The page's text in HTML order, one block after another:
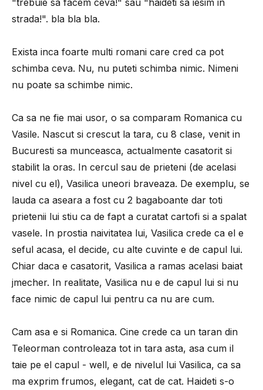
"trebuie sa facem ceva!" sau "haideti sa iesim in
strada!". bla bla bla.
Exista inca foarte multi romani care cred ca pot
schimba ceva. Nu, nu puteti schimba nimic. Nimeni
nu poate sa schimbe nimic.
Ca sa ne fie mai usor, o sa comparam Romanica cu
Vasile. Nascut si crescut la tara, cu 8 clase, venit in
Bucuresti sa munceasca, actualmente casatorit si
stabilit la oras. In cercul sau de prieteni (de acelasi
nivel cu el), Vasilica uneori braveaza. De exemplu, se
lauda ca aseara a fost cu 2 bagaboante dar toti
prietenii lui stiu ca de fapt a curatat cartofi si a spalat
vasele. In prostia naivitatea lui, Vasilica crede ca el e
seful acasa, el decide, cu alte cuvinte e de capul lui.
Chiar daca e casatorit, Vasilica a ramas acelasi baiat
jmecher. In realitate, Vasilica nu e de capul lui si nu
face nimic de capul lui pentru ca nu are cum.
Cam asa e si Romanica. Cine crede ca un taran din
Teleorman controleaza tot in tara asta, asa cum il
taie pe el capul - well, e de nivelul lui Vasilica, ca sa
ma exprim frumos, elegant, cat de cat. Haideti s-o